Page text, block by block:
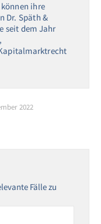
ihre
Dr. Späth &
seit dem Jahr
2022
Fälle zu